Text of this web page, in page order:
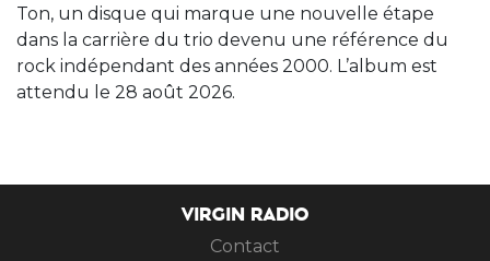
Ton, un disque qui marque une nouvelle étape
dans la carrière du trio devenu une référence du
rock indépendant des années 2000. L’album est
attendu le 28 août 2026.
VIRGIN RADIO
Contact